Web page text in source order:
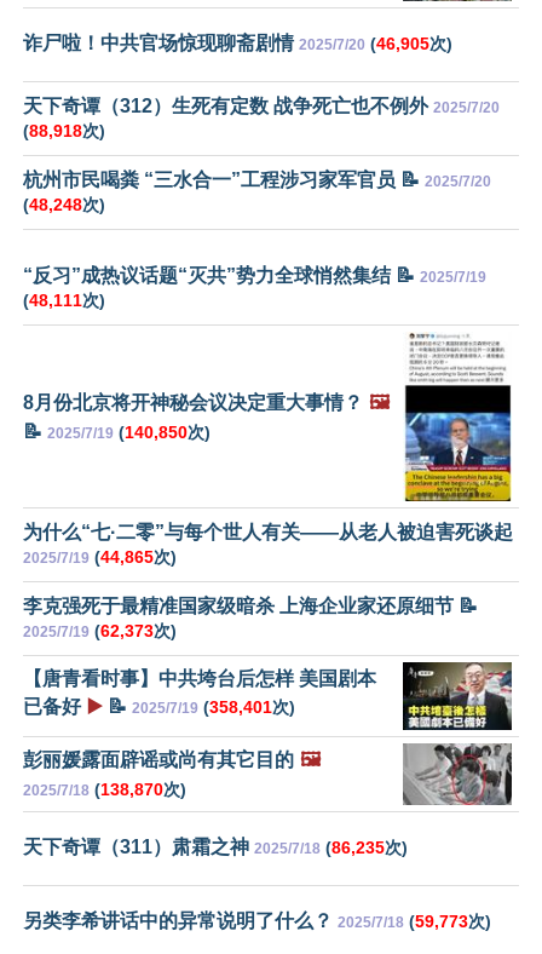
诈尸啦！中共官场惊现聊斋剧情 2025/7/20 (46,905次)
天下奇谭（312）生死有定数 战争死亡也不例外 2025/7/20
(88,918次)
杭州市民喝粪 “三水合一”工程涉习家军官员 📝 2025/7/20
(48,248次)
“反习”成热议话题“灭共”势力全球悄然集结 📝 2025/7/19
(48,111次)
8月份北京将开神秘会议决定重大事情？ 🖼️
📝 2025/7/19 (140,850次)
为什么“七·二零”与每个世人有关——从老人被迫害死谈起
2025/7/19 (44,865次)
李克强死于最精准国家级暗杀 上海企业家还原细节 📝
2025/7/19 (62,373次)
【唐青看时事】中共垮台后怎样 美国剧本
已备好 ▶️ 📝 2025/7/19 (358,401次)
彭丽媛露面辟谣或尚有其它目的 🖼️
2025/7/18 (138,870次)
天下奇谭（311）肃霜之神 2025/7/18 (86,235次)
另类李希讲话中的异常说明了什么？ 2025/7/18 (59,773次)